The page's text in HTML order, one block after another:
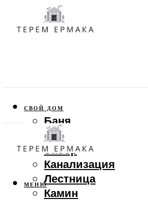
СВОЙ ДОМ
Баня
Веранда
Забор
Канализация
Лестница
Камин
МЕНЮ